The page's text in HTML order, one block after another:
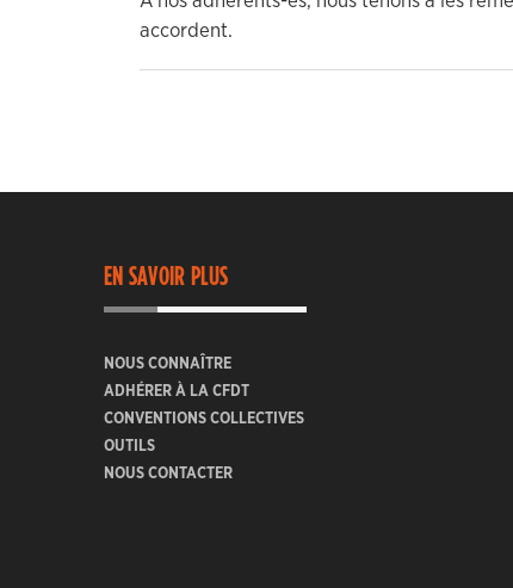
accordent.
EN SAVOIR PLUS
NOUS CONNAÎTRE
ADHÉRER À LA CFDT
CONVENTIONS COLLECTIVES
OUTILS
NOUS CONTACTER